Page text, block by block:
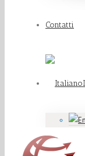
Contatti